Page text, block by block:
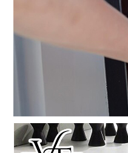
BINOVA (0)